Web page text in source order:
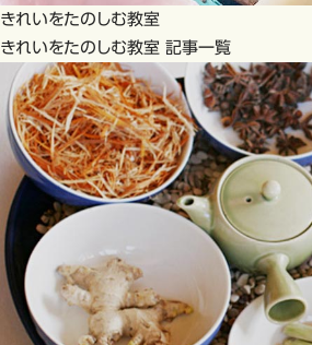
きれいをたのしむ教室
きれいをたのしむ教室 記事一覧